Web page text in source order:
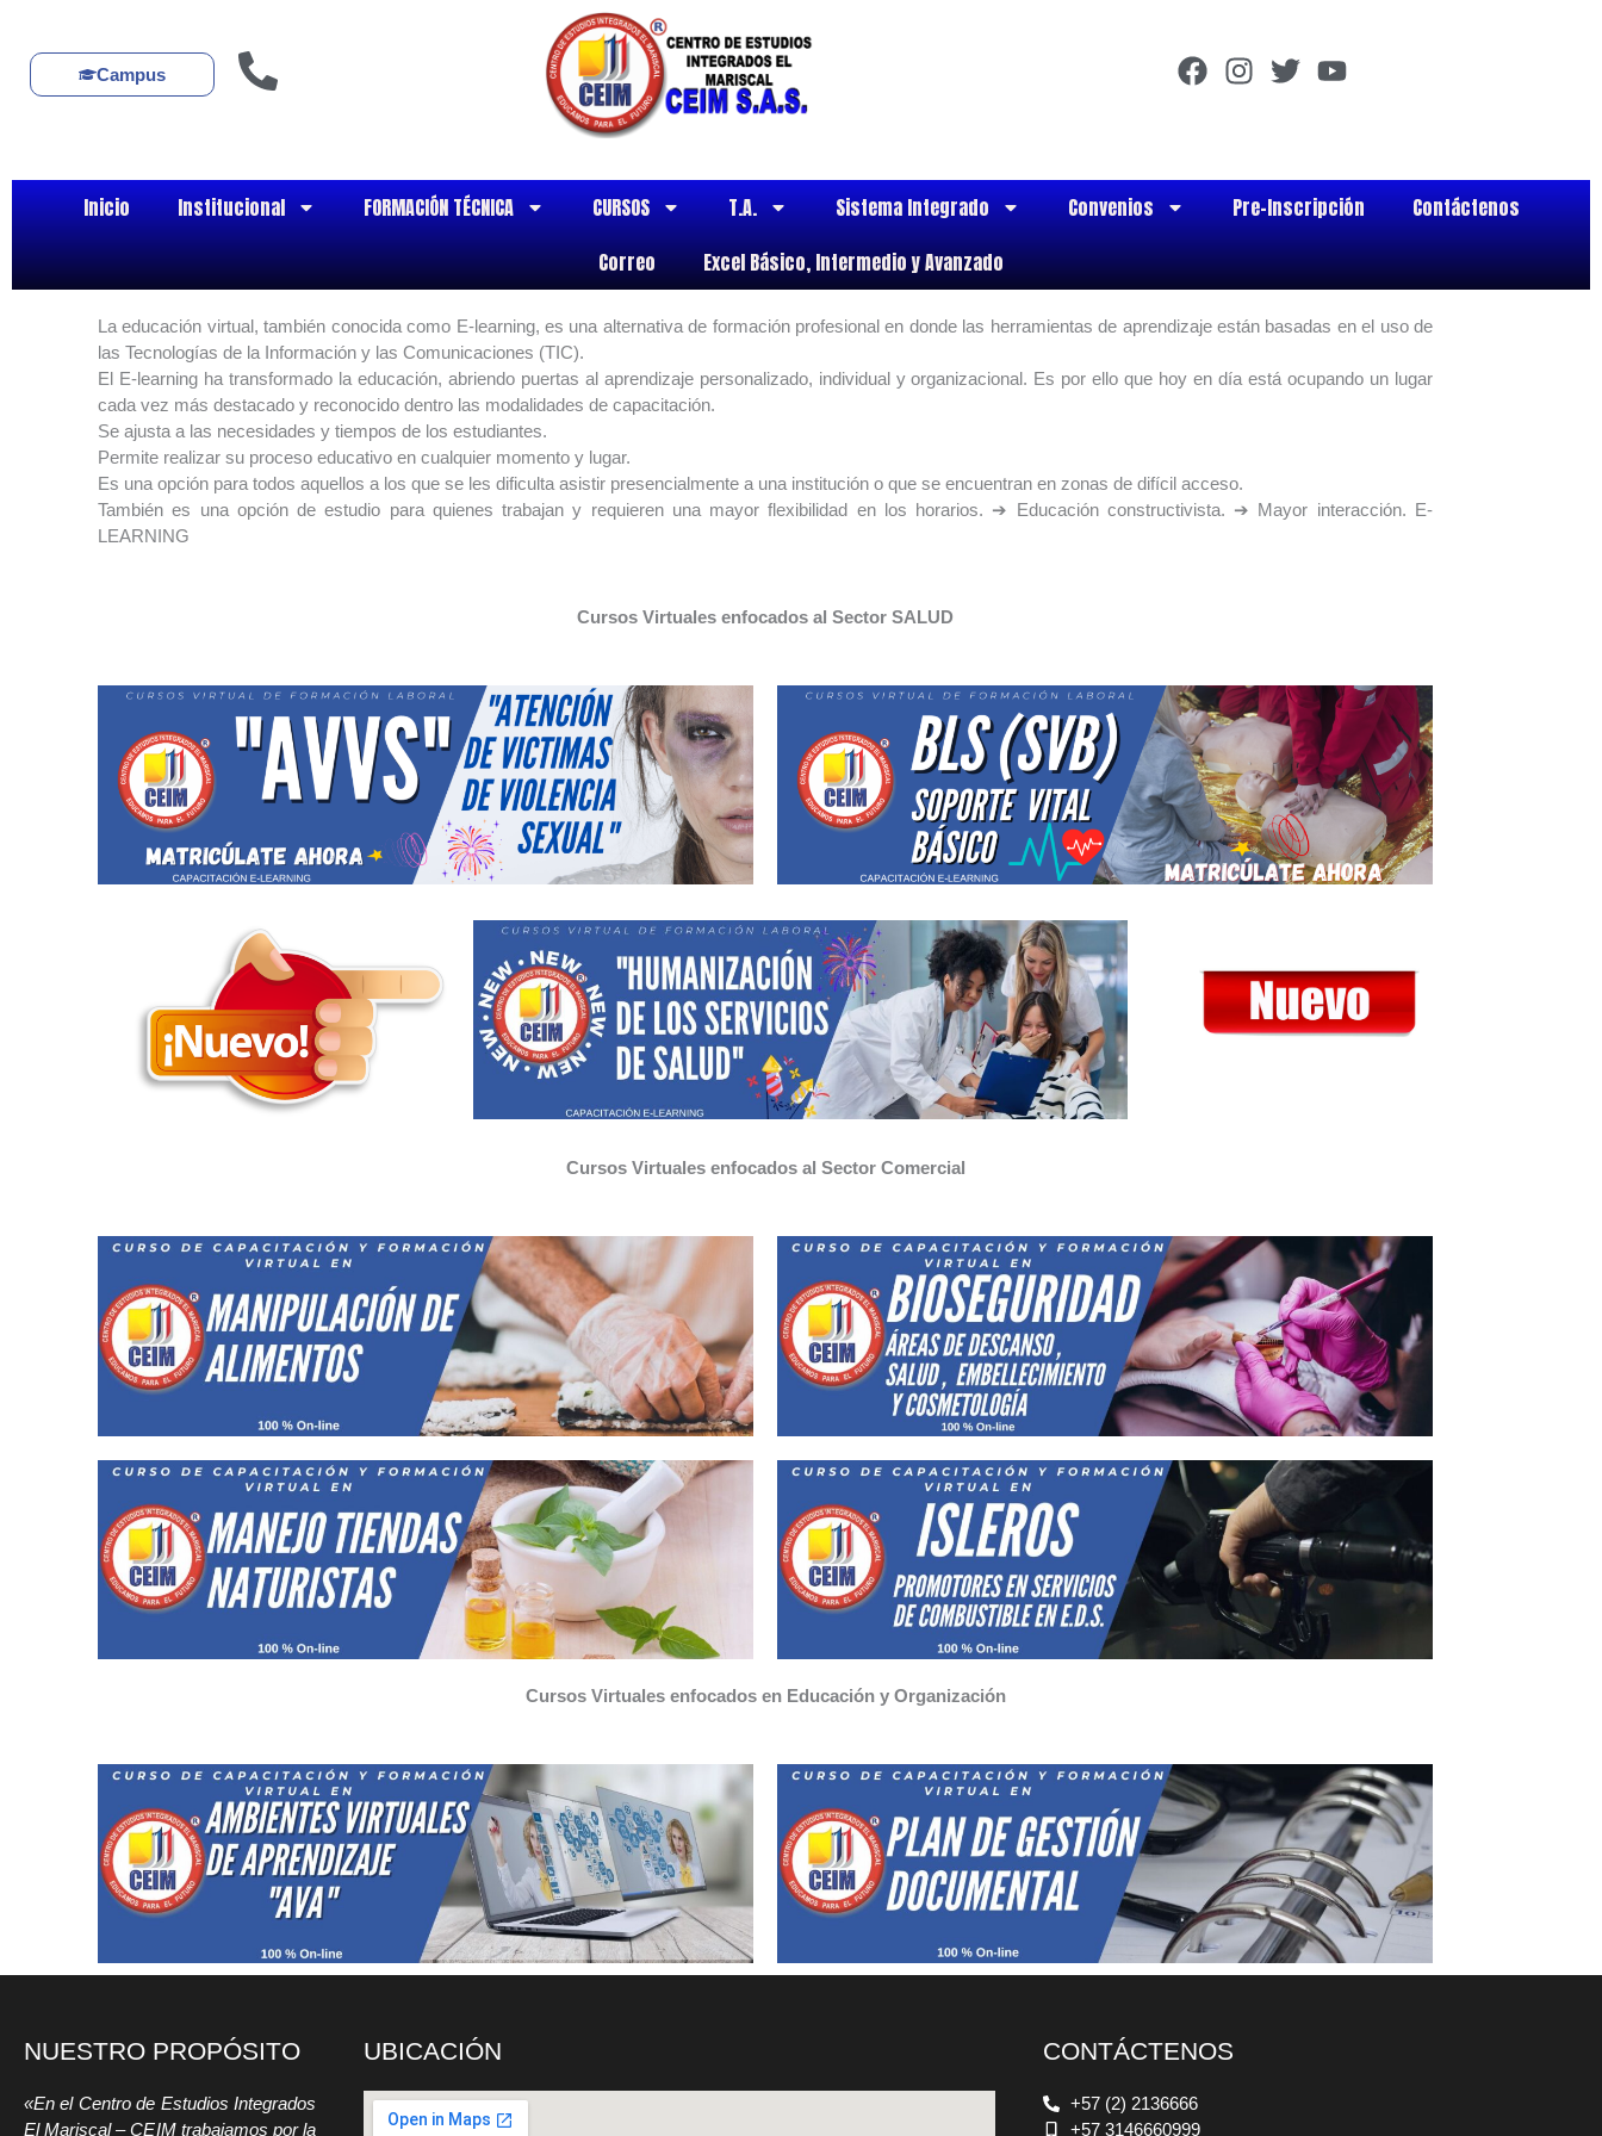
contenido
Campus
F
b
o
o
k
I
a
g
r
a
T
t
e
r
Y
u
b
e
Inicio Institucional FORMACIÓN TÉCNICA CURSOS T.A. Sistema Integrado Convenios Pre-Inscripción
Contáctenos
Correo
Excel Básico, Intermedio y Avanzado
La educación virtual, también conocida como E-learning, es una alternativa de formación profesional en donde las herramientas de aprendizaje están basadas en el uso de
las Tecnologías de la Información y las Comunicaciones (TIC).
El E-learning ha transformado la educación, abriendo puertas al aprendizaje personalizado, individual y organizacional. Es por ello que hoy en día está ocupando un lugar
cada vez más destacado y reconocido dentro las modalidades de capacitación.
Se ajusta a las necesidades y tiempos de los estudiantes.
Permite realizar su proceso educativo en cualquier momento y lugar.
Es una opción para todos aquellos a los que se les dificulta asistir presencialmente a una institución o que se encuentran en zonas de difícil acceso.
También es una opción de estudio para quienes trabajan y requieren una mayor flexibilidad en los horarios. ➔ Educación constructivista. ➔ Mayor interacción. E-
LEARNING
Cursos Virtuales enfocados al Sector SALUD
Cursos Virtuales enfocados al Sector Comercial
Cursos Virtuales enfocados en Educación y Organización
NUESTRO PROPÓSITO
«En el Centro de Estudios Integrados
El Mariscal – CEIM trabajamos por la
UBICACIÓN CONTÁCTENOS
+57 (2) 2136666
+57 3146660999